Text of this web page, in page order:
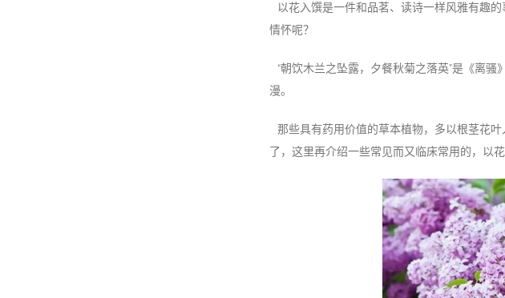
以花入馔是一件和品茗、读诗一样风雅有趣
情怀呢？
“朝饮木兰之坠露，夕餐秋菊之落英”是《离
漫。
那些具有药用价值的草本植物，多以根茎花
了，这里再介绍一些常见而又临床常用的，以花